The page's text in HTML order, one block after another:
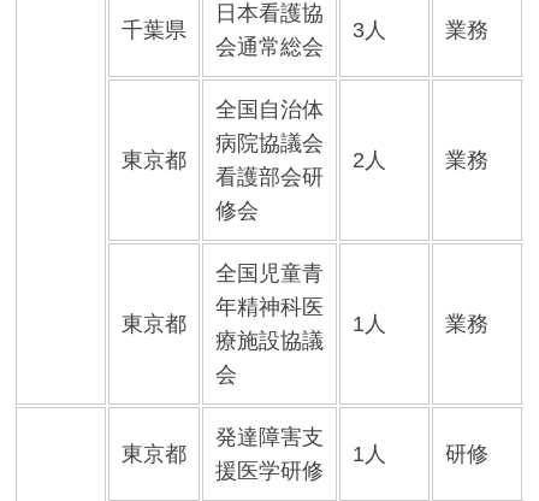
千葉県
日本看護協
会通常総会
3人 業務
東京都
全国自治体
病院協議会
看護部会研
修会
2人 業務
東京都
全国児童青
年精神科医
療施設協議
会
1人 業務
東京都
発達障害支
援医学研修
1人 研修